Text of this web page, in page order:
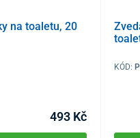
na toaletu, 20
493 Kč
KÓD: